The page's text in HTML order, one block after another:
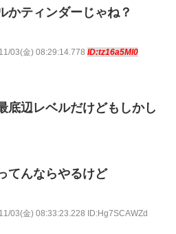
かティンダーじゃね？
03(金) 08:29:14.778 ID:tz16a5Ml0
底辺レベルだけどもしかし
てんならやるけど
03(金) 08:33:23.228 ID:Hg7SCAWZd